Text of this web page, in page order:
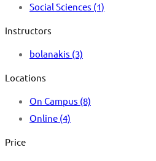
Social Sciences (1)
Instructors
bolanakis (3)
Locations
On Campus (8)
Online (4)
Price